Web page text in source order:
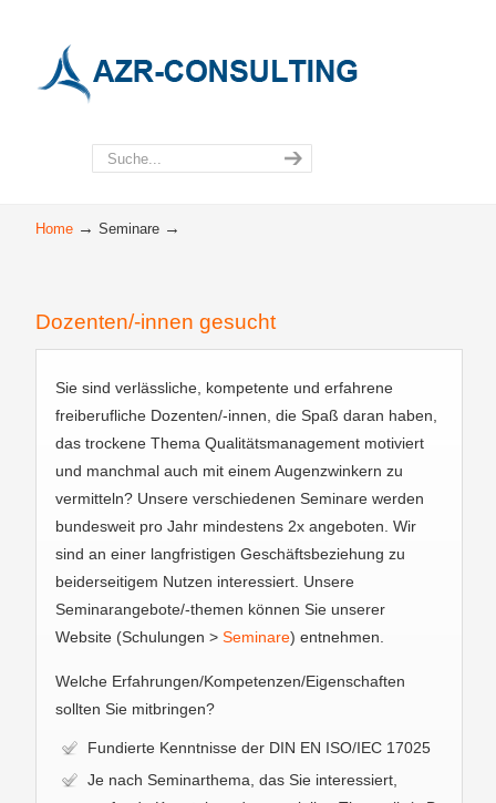
Home →Seminare →
Dozenten/-innen gesucht
Sie sind verlässliche, kompetente und erfahrene
freiberufliche Dozenten/-innen, die Spaß daran haben,
das trockene Thema Qualitätsmanagement motiviert
und manchmal auch mit einem Augenzwinkern zu
vermitteln? Unsere verschiedenen Seminare werden
bundesweit pro Jahr mindestens 2x angeboten. Wir
sind an einer langfristigen Geschäftsbeziehung zu
beiderseitigem Nutzen interessiert. Unsere
Seminarangebote/-themen können Sie unserer
Website (Schulungen >Seminare) entnehmen.
Welche Erfahrungen/Kompetenzen/Eigenschaften
sollten Sie mitbringen?
Fundierte Kenntnisse der DIN EN ISO/IEC 17025
Je nach Seminarthema, das Sie interessiert,